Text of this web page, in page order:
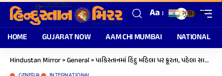
Aa
HOME GUJARAT NOW AAM CHI MUMBAI NATIONAL
Hindustan Mirror>General>પાકિસ્તાનમાં હિંદુ મહિલા પર ક્રૂરતા, પહેલા સામૂહિક બળાત્કાર, પછી ચામડી કાપીને ગળું કાપી નાખ્યું
ગુજરાતી ▼